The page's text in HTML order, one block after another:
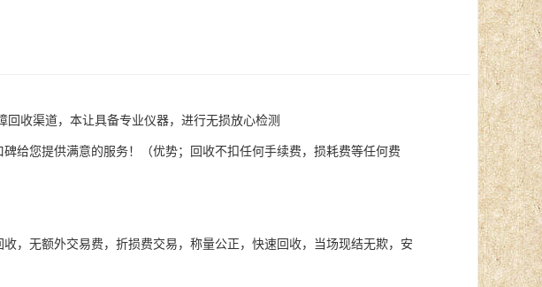
收渠道，本让具备专业仪器，进行无损放心检测
给您提供满意的服务！（优势；回收不扣任何手续费，损耗费等任何费
，无额外交易费，折损费交易，称量公正，快速回收，当场现结无欺，安